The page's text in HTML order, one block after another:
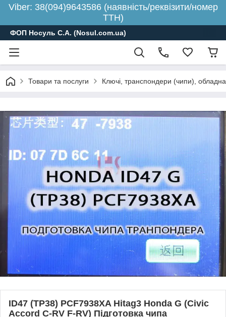
Viber: 38(094)9643586 (наявність/реквізити/номер
ТТН)
ФОП Носуль С.А. (Nosul.com.ua)
Товари та послуги Ключі, транспондери (чипи),
ID47 (TP38) PCF7938XA Hitag3 Honda G (Civic
Accord C-RV F-RV) Підготовка чипа